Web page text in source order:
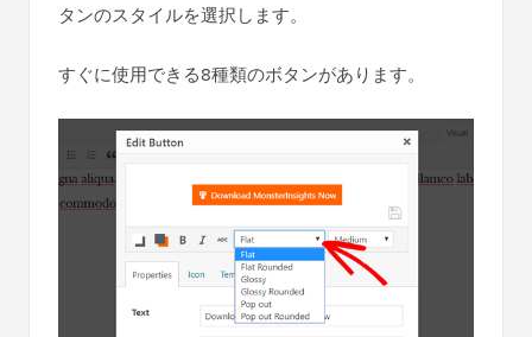
タンのスタイルを選択します。
すぐに使用できる8種類のボタンがあります。